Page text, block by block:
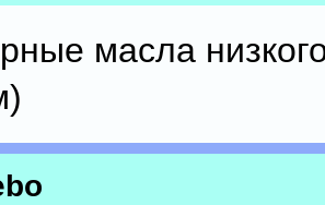
масла